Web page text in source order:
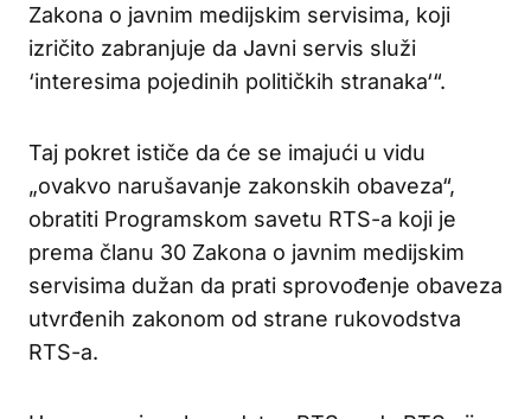
Zakona o javnim medijskim servisima, koji
izričito zabranjuje da Javni servis služi
‘interesima pojedinih političkih stranaka‘“.
Taj pokret ističe da će se imajući u vidu
„ovakvo narušavanje zakonskih obaveza“,
obratiti Programskom savetu RTS-a koji je
prema članu 30 Zakona o javnim medijskim
servisima dužan da prati sprovođenje obaveza
utvrđenih zakonom od strane rukovodstva
RTS-a.